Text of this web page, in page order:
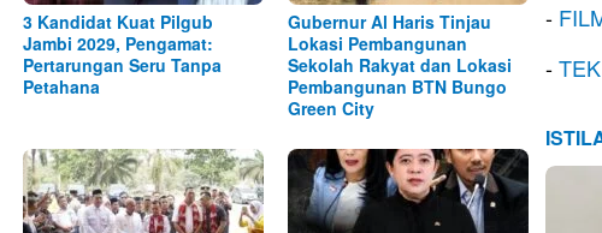
3 Kandidat Kuat Pilgub
Jambi 2029, Pengamat:
Pertarungan Seru Tanpa
Petahana
Gubernur Al Haris Tinjau
Lokasi Pembangunan
Sekolah Rakyat dan Lokasi
Pembangunan BTN Bungo
Green City
-
-